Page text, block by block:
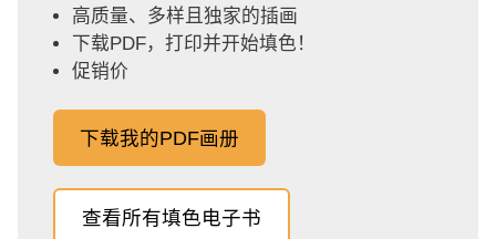
高质量、多样且独家的插画
下载PDF，打印并开始填色！
促销价
下载我的PDF画册
查看所有填色电子书